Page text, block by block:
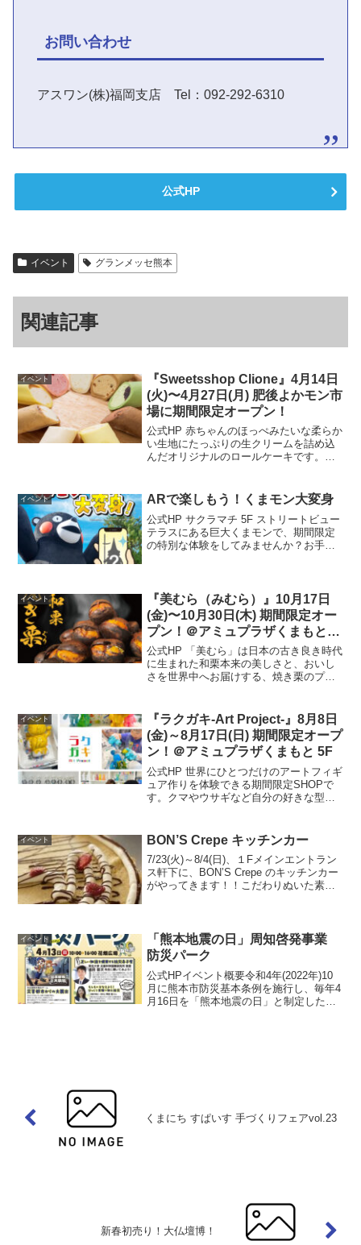
お問い合わせ
アスワン(株)福岡支店 Tel：092-292-6310
公式HP
イベント グランメッセ熊本
関連記事
イベント
『Sweetsshop Clione』4月14日
(火)〜4月27日(月) 肥後よかモン市
場に期間限定オープン！
公式HP 赤ちゃんのほっぺみたいな柔らか
い生地にたっぷりの生クリームを詰め込
んだオリジナルのロールケーキです。開
イベント ARで楽しもう！くまモン大変身
公式HP サクラマチ 5F ストリートビュー
テラスにある巨大くまモンで、期間限定
の特別な体験をしてみませんか？お手持
凛々しい武者姿の...
イベント
『美むら（みむら）』10月17日
(金)〜10月30日(木) 期間限定オー
プン！＠アミュプラザくまもと
1F
公式HP 「美むら」は日本の古き良き時代
に生まれた和栗本来の美しさと、おいし
さを世界中へお届けする、焼き栗のプロ
イベント
『ラクガキ-Art Project-』8月8日
(金)～8月17日(日) 期間限定オープ
ン！＠アミュプラザくまもと 5F
公式HP 世界にひとつだけのアートフィギ
ュア作りを体験できる期間限定SHOPで
す。クマやウサギなど自分の好きな型・
容】・通常サイズ 8,500円(税込)＋配送
料 ／ 制...
イベント BON’S Crepe キッチンカー
7/23(火)～8/4(日)、１Fメインエントラン
ス軒下に、BON’S Crepe のキッチンカー
がやってきます！！こだわりぬいた素材
イベント
「熊本地震の日」周知啓発事業
防災パーク
公式HPイベント概要令和4年(2022年)10
月に熊本市防災基本条例を施行し、毎年4
月16日を「熊本地震の日」と制定したこ
くまにち すぱいす 手づくりフェアvol.23
新春初売り！大仏壇博！